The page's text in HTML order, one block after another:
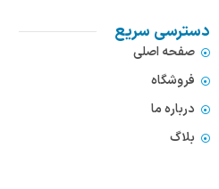
دسترسی سریع
صفحه اصلی
فروشگاه
درباره ما
بلاگ